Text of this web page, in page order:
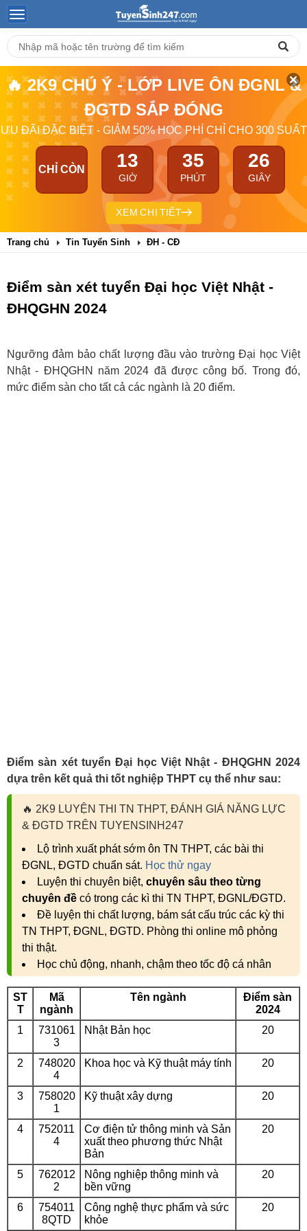
🔥 2K9 CHÚ Ý - LỚP LIVE ÔN ĐGNL &
ĐGTD SẮP ĐÓNG
ƯU ĐÃI ĐẶC BIỆT - GIẢM 50% HỌC PHÍ CHỈ CHO 300 SUẤT
CHỈ CÒN 13
GIỜ
35
PHÚT
25
GIÂY
XEM CHI TIẾT
Trang chủ Tin Tuyển Sinh ĐH - CĐ
Điểm sàn xét tuyển Đại học Việt Nhật -
ĐHQGHN 2024
Ngưỡng đảm bảo chất lượng đầu vào trường Đại học Việt
Nhật - ĐHQGHN năm 2024 đã được công bố. Trong đó,
mức điểm sàn cho tất cả các ngành là 20 điểm.
Điểm sàn xét tuyển Đại học Việt Nhật - ĐHQGHN 2024
dựa trên kết quả thi tốt nghiệp THPT cụ thể như sau:
🔥 2K9 LUYỆN THI TN THPT, ĐÁNH GIÁ NĂNG LỰC
& ĐGTD TRÊN TUYENSINH247
Lộ trình xuất phát sớm ôn TN THPT, các bài thi
ĐGNL, ĐGTD chuẩn sát. Học thử ngay
Luyện thi chuyên biệt, chuyên sâu theo từng
chuyên đề có trong các kì thi TN THPT, ĐGNL/ĐGTD.
Đề luyện thi chất lượng, bám sát cấu trúc các kỳ thi
TN THPT, ĐGNL, ĐGTD. Phòng thi online mô phỏng
thi thật.
Học chủ động, nhanh, chậm theo tốc độ cá nhân
ST
T
Mã
ngành
Tên ngành
Điểm sàn
2024
1
731061
3
Nhật Bản học 20
2
748020
4
Khoa học và Kỹ thuật máy tính 20
3
758020
1
Kỹ thuật xây dựng 20
4
752011
4
Cơ điện tử thông minh và Sản
xuất theo phương thức Nhật
Bản
20
5
762012
2
Nông nghiệp thông minh và
bền vững
20
6
754011
8QTD
Công nghệ thực phẩm và sức
khỏe
20